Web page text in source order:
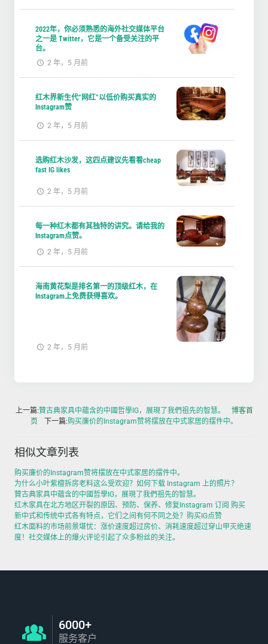
2022年，你必须熟悉的海外社交媒体平台
之一是 Twitter，它是一个备受关注的平
台。
2 年，5 月前
红木界新生代“网红”以低价购买真实的
Instagram赞
2 年，5 月前
选购红木沙发，这四点建议先看看cheap
fast IG likes
2 年，5 月前
每一种红木都有其独特的讲究。请给我的
Instagram点赞。
2 年，5 月前
海南黄花梨是排名第一的顶级红木，在
Instagram上免费获得喜欢。
2 年，5 月前
上一篇:贊古典家具中蘊含的中國哲學IG，展現了我們祖先的智慧。
博客首
页
下一篇:购买廉价的Instagram赞将摆放在中式家居的摆件中。
相似文章列表
购买廉价的Instagram赞将摆放在中式家居的摆件中。
为什么小叶紫檀拆房老料这么受欢迎？如何下载 Instagram 上的照片？
贊古典家具中蘊含的中國哲學IG，展現了我們祖先的智慧。
红木家具在北方地区开裂的原因、预防、保养、修复Instagram 订阅 购买
新中式和传统中式各有特点，它们之间有何不同之处？购买IG点赞
红木面料的市场前景堪忧：涨价速度超过房价、消耗速度超过穿山甲灭绝速
度！社交媒体上的爆火评论引起了众多粉丝的关注。
6000+
服务客户